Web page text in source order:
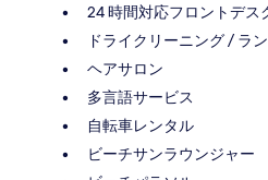
24 時間対応フロントデス
ドライクリーニング / ラ
ヘアサロン
多言語サービス
自転車レンタル
ビーチサンラウンジャー